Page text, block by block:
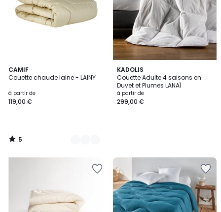
CAMIF
Couette chaude laine - LAINY
à partir de
119,00 €
5
/
2
Couleurs
5
/
KADOLIS
Couette Adulte 4 saisons en
Duvet et Plumes LANAÏ
à partir de
299,00 €